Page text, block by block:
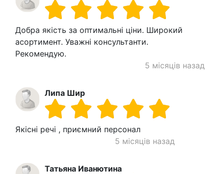
Добра якість за оптимальні ціни. Широкий
асортимент. Уважні консультанти.
Рекомендую.
5 місяців назад
Липа Шир
Якісні речі , приємний персонал
5 місяців назад
Татьяна Иванютина